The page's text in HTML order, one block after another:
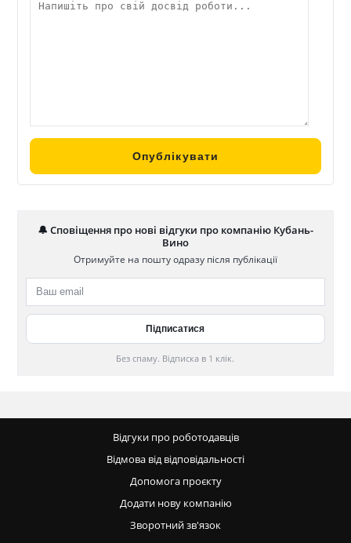
🔔 Сповіщення про нові відгуки про компанію Кубань-
Вино
Отримуйте на пошту одразу після публікації
Без спаму. Відписка в 1 клік.
Відгуки про роботодавців
Відмова від відповідальності
Допомога проєкту
Додати нову компанію
Зворотний зв'язок